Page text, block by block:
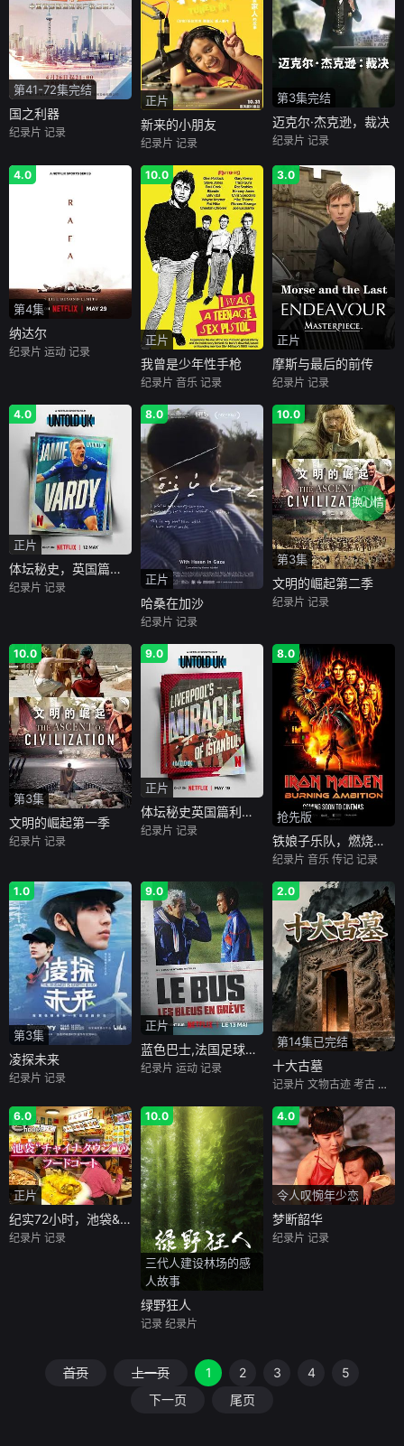
第41-72集完结
国之利器
纪录片 记录
正片
新来的小朋友
纪录片 记录
第3集完结
迈克尔·杰克逊，裁决
纪录片 记录
4.0
第4集
纳达尔
纪录片 运动 记录
10.0
正片
我曾是少年性手枪
纪录片 音乐 记录
3.0
正片
摩斯与最后的前传
纪录片 记录
4.0
正片
体坛秘史，英国篇英超传奇杰米·瓦尔迪
纪录片 记录
8.0
正片
哈桑在加沙
纪录片 记录
10.0
第3集
文明的崛起第二季
纪录片 记录
10.0
第3集
文明的崛起第一季
纪录片 记录
9.0
正片
体坛秘史英国篇利物浦的伊斯坦布尔奇迹
纪录片 记录
8.0
抢先版
铁娘子乐队，燃烧雄心
纪录片 音乐 传记 记录
1.0
第3集
凌探未来
纪录片 记录
9.0
正片
蓝色巴士,法国足球队罢练事件簿
纪录片 运动 记录
2.0
第14集已完结
十大古墓
记录片 文物古迹 考古 纪录
6.0
正片
纪实72小时，池袋&quot;唐人街&quot;的美食广场
纪录片 记录
10.0
三代人建设林场的感
人故事
绿野狂人
记录 纪录片
4.0
令人叹惋年少恋
梦断韶华
纪录片 记录
首页 上一页 1 2 3 4
5
下一页
尾页
换心情